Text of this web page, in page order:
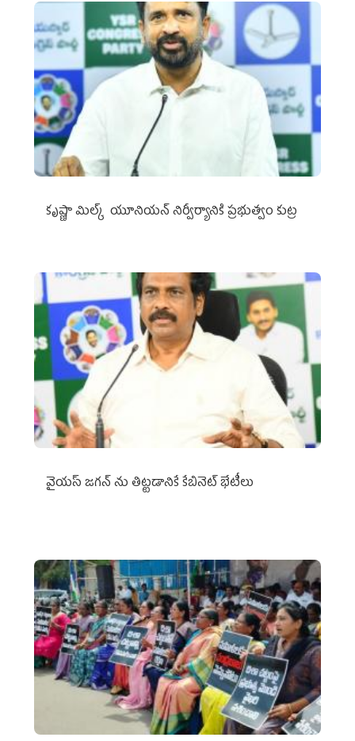
కృష్ణా మిల్క్‌ యూనియన్‌ నిర్వీర్యానికి ప్రభుత్వం కుట్ర
వైయ‌స్ జగన్‌ ను తిట్టడానికే కేబినెట్‌ భేటీలు